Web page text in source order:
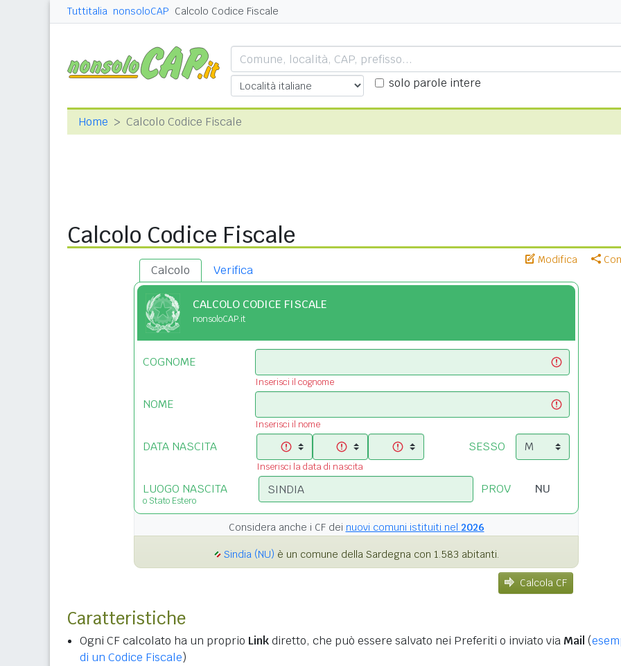
Tuttitalia nonsoloCAP Calcolo Codice Fiscale
solo parole intere
Home Calcolo Codice Fiscale
Calcolo Codice Fiscale
Modifica
Calcolo Verifica
CALCOLO CODICE FISCALE
nonsoloCAP.it
COGNOME
Inserisci il cognome
NOME
Inserisci il nome
DATA NASCITA
Inserisci la data di nascita
SESSO
LUOGO NASCITA
o Stato Estero
PROV
Considera anche i CF dei nuovi comuni istituiti nel 2026
Sindia (NU) è un comune della Sardegna con 1.583 abitanti.
Calcola CF
Caratteristiche
Ogni CF calcolato ha un proprio Linkdiretto, che può essere salvato nei Preferiti o inviato via Mail (
di un Codice Fiscale)